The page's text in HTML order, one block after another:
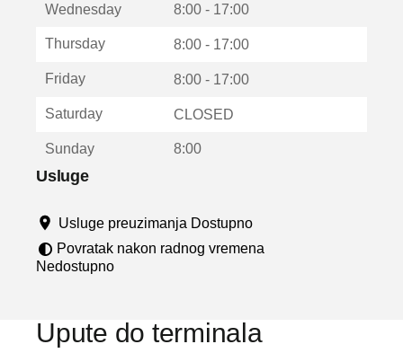
u
u
Wednesday 8:00 - 17:00
Thursday 8:00 - 17:00
Friday 8:00 - 17:00
Saturday CLOSED
Sunday 8:00
Usluge
Usluge preuzimanja Dostupno
Povratak nakon radnog vremena
Nedostupno
Upute do terminala